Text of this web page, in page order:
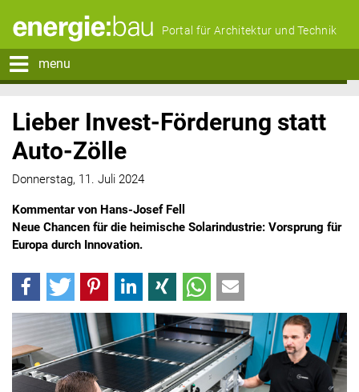
Portal für Architektur und Technik
menu
Lieber Invest-Förderung statt
Auto-Zölle
Donnerstag, 11. Juli 2024
Kommentar von Hans-Josef Fell
Neue Chancen für die heimische Solarindustrie: Vorsprung für
Europa durch Innovation.